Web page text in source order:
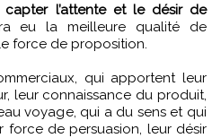
l’attente et le désir de
eu la meilleure qualité de
force de proposition.
qui apportent leur
leur connaissance du produit,
voyage, qui a du sens et qui
force de persuasion, leur désir